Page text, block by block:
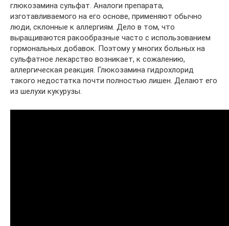
глюкозамина сульфат. Аналоги препарата,
изготавливаемого на его основе, применяют обычно
люди, склонные к аллергиям. Дело в том, что
выращиваются ракообразные часто с использованием
гормональных добавок. Поэтому у многих больных на
сульфатное лекарство возникает, к сожалению,
аллергическая реакция. Глюкозамина гидрохлорид
такого недостатка почти полностью лишен. Делают его
из шелухи кукурузы.